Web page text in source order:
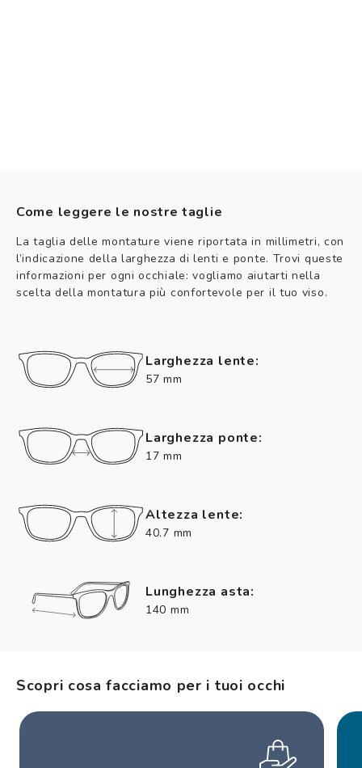
Come leggere le nostre taglie
La taglia delle montature viene riportata in millimetri, con
l’indicazione della larghezza di lenti e ponte. Trovi queste
informazioni per ogni occhiale: vogliamo aiutarti nella
scelta della montatura più confortevole per il tuo viso.
Larghezza lente:
57 mm
Larghezza ponte:
17 mm
Altezza lente:
40.7 mm
Lunghezza asta:
140 mm
Scopri cosa facciamo per i tuoi occhi